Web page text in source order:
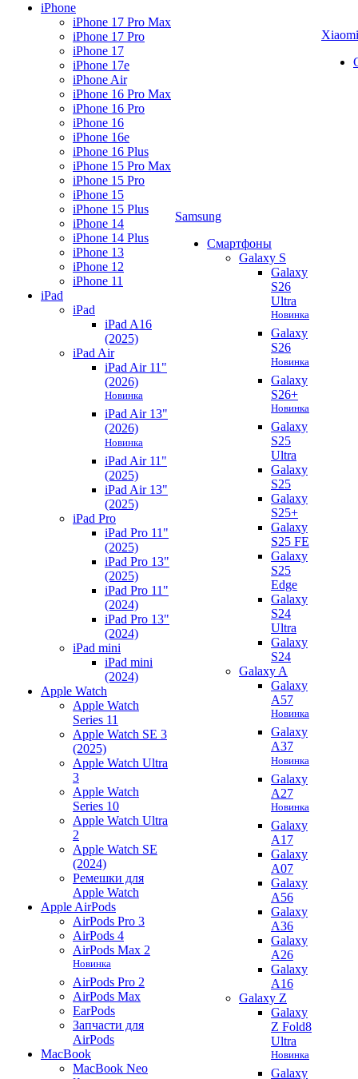
iPhone
iPhone 17 Pro Max
iPhone 17 Pro
iPhone 17
iPhone 17e
iPhone Air
iPhone 16 Pro Max
iPhone 16 Pro
iPhone 16
iPhone 16e
iPhone 16 Plus
iPhone 15 Pro Max
iPhone 15 Pro
iPhone 15
iPhone 15 Plus
iPhone 14
iPhone 14 Plus
iPhone 13
iPhone 12
iPhone 11
iPad
iPad
iPad A16
(2025)
iPad Air
iPad Air 11"
(2026)
Новинка
iPad Air 13"
(2026)
Новинка
iPad Air 11"
(2025)
iPad Air 13"
(2025)
iPad Pro
iPad Pro 11"
(2025)
iPad Pro 13"
(2025)
iPad Pro 11"
(2024)
iPad Pro 13"
(2024)
iPad mini
iPad mini
(2024)
Apple Watch
Apple Watch
Series 11
Apple Watch SE 3
(2025)
Apple Watch Ultra
3
Apple Watch
Series 10
Apple Watch Ultra
2
Apple Watch SE
(2024)
Ремешки для
Apple Watch
Apple AirPods
AirPods Pro 3
AirPods 4
AirPods Max 2
Новинка
AirPods Pro 2
AirPods Max
EarPods
Запчасти для
AirPods
MacBook
MacBook Neo
Samsung
Смартфоны
Galaxy S
Galaxy
S26
Ultra
Новинка
Galaxy
S26
Новинка
Galaxy
S26+
Новинка
Galaxy
S25
Ultra
Galaxy
S25
Galaxy
S25+
Galaxy
S25 FE
Galaxy
S25
Edge
Galaxy
S24
Ultra
Galaxy
S24
Galaxy A
Galaxy
A57
Новинка
Galaxy
A37
Новинка
Galaxy
A27
Новинка
Galaxy
A17
Galaxy
A07
Galaxy
A56
Galaxy
A36
Galaxy
A26
Galaxy
A16
Galaxy Z
Galaxy
Z Fold8
Ultra
Новинка
Galaxy
Xiaomi